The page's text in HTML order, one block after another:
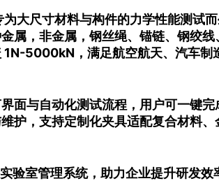
大尺寸材料与构件的力学性能测
属，非金属，钢丝绳、锚链、钢绞
5000kN，满足航空航天、汽车制
面与自动化测试流程，用户可一键
护，支持定制化夹具适配复合材料、
验室管理系统，助力企业提升研发